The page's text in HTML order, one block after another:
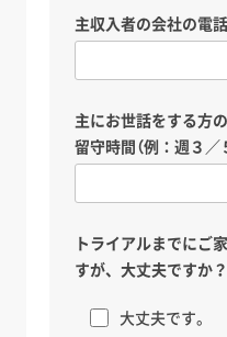
主収入者の会社の電
主にお世話をする方
留守時間（例：週３／
トライアルまでにご
すが、大丈夫ですか？
大丈夫です。